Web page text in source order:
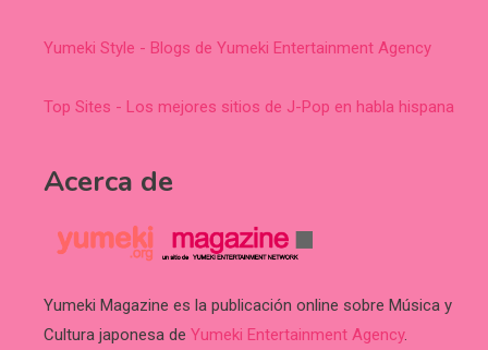
Yumeki Style - Blogs de Yumeki Entertainment Agency
Top Sites - Los mejores sitios de J-Pop en habla hispana
Acerca de
Yumeki Magazine es la publicación online sobre Música y
Cultura japonesa de Yumeki Entertainment Agency.